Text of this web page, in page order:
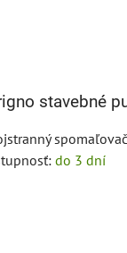
stavebné
do 3 dní